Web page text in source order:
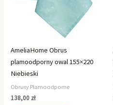
AmeliaHome Obrus
plamoodporny owal 155×220
Niebieski
Obrusy Plamoodporne
138,00 zł